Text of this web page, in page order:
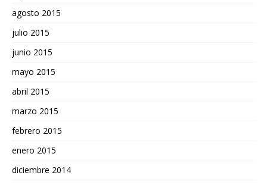
agosto 2015
julio 2015
junio 2015
mayo 2015
abril 2015
marzo 2015
febrero 2015
enero 2015
diciembre 2014